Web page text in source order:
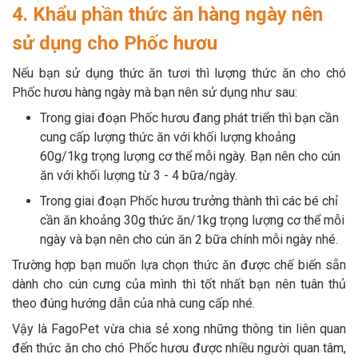
4. Khẩu phần thức ăn hàng ngày nên
sử dụng cho Phốc hươu
Nếu bạn sử dụng thức ăn tươi thì lượng thức ăn cho chó
Phốc hươu hàng ngày mà bạn nên sử dụng như sau:
Trong giai đoạn Phốc hươu đang phát triển thì bạn cần
cung cấp lượng thức ăn với khối lượng khoảng
60g/1kg trọng lượng cơ thể mỗi ngày. Bạn nên cho cún
ăn với khối lượng từ 3 - 4 bữa/ngày.
Trong giai đoạn Phốc hươu trưởng thành thì các bé chỉ
cần ăn khoảng 30g thức ăn/1kg trọng lượng cơ thể mỗi
ngày và bạn nên cho cún ăn 2 bữa chính mỗi ngày nhé.
Trường hợp bạn muốn lựa chọn thức ăn được chế biến sẵn
dành cho cún cưng của mình thì tốt nhất bạn nên tuân thủ
theo đúng hướng dẫn của nhà cung cấp nhé.
Vậy là FagoPet vừa chia sẻ xong những thông tin liên quan
đến thức ăn cho chó Phốc hươu được nhiều người quan tâm,